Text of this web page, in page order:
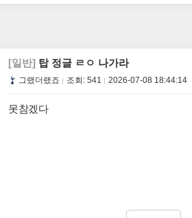
[일반] 탑 정글 ㄹㅇ 나가라
그랬더랬죠 조회: 541 2026-07-08 18:44:14
못참겠다